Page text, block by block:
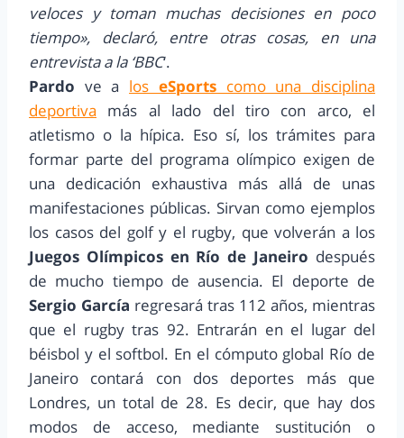
veloces y toman muchas decisiones en poco
tiempo», declaró, entre otras cosas, en una
entrevista a la ‘BBC‘.
Pardo ve a los eSportscomo una disciplina
deportiva más al lado del tiro con arco, el
atletismo o la hípica. Eso sí, los trámites para
formar parte del programa olímpico exigen de
una dedicación exhaustiva más allá de unas
manifestaciones públicas. Sirvan como ejemplos
los casos del golf y el rugby, que volverán a los
Juegos Olímpicos en Río de Janeiro después
de mucho tiempo de ausencia. El deporte de
Sergio García regresará tras 112 años, mientras
que el rugby tras 92. Entrarán en el lugar del
béisbol y el softbol. En el cómputo global Río de
Janeiro contará con dos deportes más que
Londres, un total de 28. Es decir, que hay dos
modos de acceso, mediante sustitución o